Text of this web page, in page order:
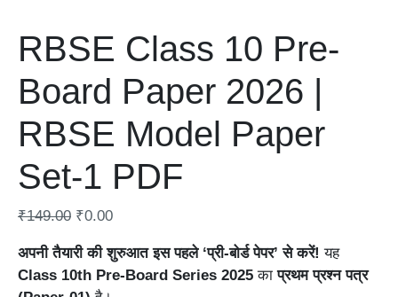
RBSE Class 10 Pre-
Board Paper 2026 |
RBSE Model Paper
Set-1 PDF
₹149.00 ₹0.00
अपनी तैयारी की शुरुआत इस पहले ‘प्री-बोर्ड पेपर’ से करें! यह
Class 10th Pre-Board Series 2025 काप्रथम प्रश्न पत्र